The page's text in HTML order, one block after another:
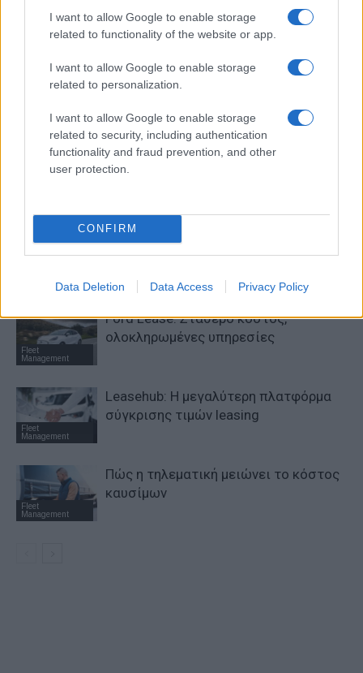
I want to allow Google to enable storage
related to functionality of the website or app.
I want to allow Google to enable storage
related to personalization.
I want to allow Google to enable storage
related to security, including authentication
functionality and fraud prevention, and other
user protection.
CONFIRM
Data Deletion Data Access Privacy Policy
ΠΕΡΙΣΣΟΤΕΡΑ ΑΠΟ ΤΟΝ ΔΗΜΙΟΥΡΓΟ
Management
Η συμφωνία Arval-Athlon
Ayvens: Iσχυρά περιθώρια κέρδους
Η ηλεκτροκίνηση ως ένα
μακροπρόθεσμο σχέδιο
Fleet
Management
Ford Lease: Σταθερό κόστος,
ολοκληρωμένες υπηρεσίες
Fleet
Management
Leasehub: Η μεγαλύτερη πλατφόρμα
σύγκρισης τιμών leasing
Fleet
Management
Πώς η τηλεματική μειώνει το κόστος
καυσίμων